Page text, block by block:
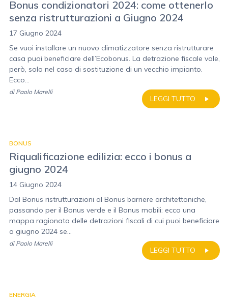
Bonus condizionatori 2024: come ottenerlo
senza ristrutturazioni a Giugno 2024
17 Giugno 2024
Se vuoi installare un nuovo climatizzatore senza ristrutturare
casa puoi beneficiare dell’Ecobonus. La detrazione fiscale vale,
però, solo nel caso di sostituzione di un vecchio impianto.
Ecco...
LEGGI TUTTO
di Paolo Marelli
BONUS
Riqualificazione edilizia: ecco i bonus a
giugno 2024
14 Giugno 2024
Dal Bonus ristrutturazioni al Bonus barriere architettoniche,
passando per il Bonus verde e il Bonus mobili: ecco una
mappa ragionata delle detrazioni fiscali di cui puoi beneficiare
a giugno 2024 se...
LEGGI TUTTO
di Paolo Marelli
ENERGIA